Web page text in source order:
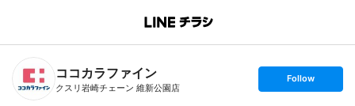
B
n
T
ココカラファイン
クスリ岩崎チェーン 維新公園店
s
t
Follow